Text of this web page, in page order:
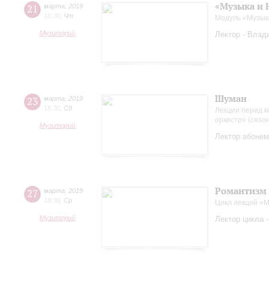
21 марта
2019
18:30 Чт
Музиторий
«Музыка и
Модуль
Лектор -
23 марта
2019
18:30 Сб
Музиторий
Шуман
Лекции перед
оркестр»
Лектор
27 марта
2019
18:30 Ср
Музиторий
Романтизм
Цикл лекций
Лектор цикла